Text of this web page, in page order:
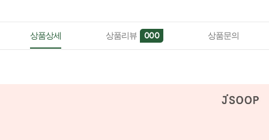
상품상세 상품리뷰 000 상품문의